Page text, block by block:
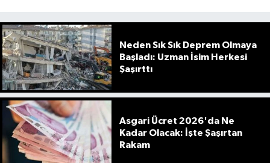
Neden Sık Sık Deprem Olmaya
Başladı: Uzman İsim Herkesi
Şaşırttı
Asgari Ücret 2026'da Ne
Kadar Olacak: İşte Şaşırtan
Rakam